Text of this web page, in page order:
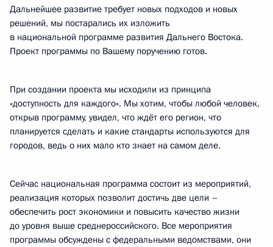
Дальнейшее развитие требует новых подходов и новых
решений, мы постарались их изложить
в национальной программе развития Дальнего Востока.
Проект программы по Вашему поручению готов.
При создании проекта мы исходили из принципа
«доступность для каждого». Мы хотим, чтобы любой человек,
открыв программу, увидел, что ждёт его регион, что
планируется сделать и какие стандарты используются для
городов, ведь о них мало кто знает на самом деле.
Сейчас национальная программа состоит из мероприятий,
реализация которых позволит достичь две цели –
обеспечить рост экономики и повысить качество жизни
до уровня выше среднероссийского. Все мероприятия
программы обсуждены с федеральными ведомствами, они